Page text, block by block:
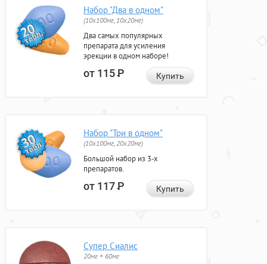
Набор "Два в одном"
(10x100мг, 10x20мг)
Два самых популярных
препарата для усиления
эрекции в одном наборе!
от 115Р Купить
Набор "Три в одном"
(10x100мг, 20x20мг)
Большой набор из 3-х
препаратов.
от 117Р Купить
Супер Сиалис
20мг + 60мг